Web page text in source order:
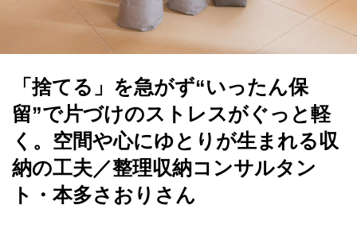
「捨てる」を急がず“いったん保
留”で片づけのストレスがぐっと軽
く。空間や心にゆとりが生まれる収
納の工夫／整理収納コンサルタン
ト・本多さおりさん